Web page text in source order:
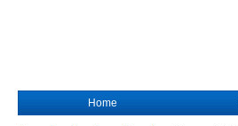
Home